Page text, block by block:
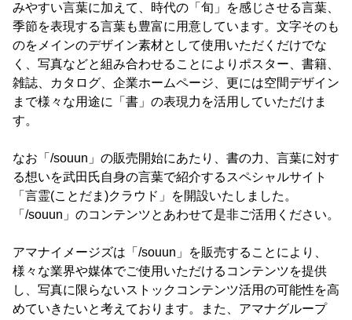
みやすい言葉に加えて、時代の「旬」を感じさせる言葉、
季節を表現する言葉も豊富に用意しています。文字そのも
のをメインのデザイン素材として使用いただくだけでな
く、写真などと組み合わせることによりポスター、書籍、
雑誌、カタログ、企業ホームページ、更には空間デザイン
まで様々な用途に「書」の表現力を活用していただけま
す。
なお「/souun」の販売開始にあたり、書の力、言葉に対す
る想いを武田氏自身の言葉で紹介するスペシャルサイト
「言霊(ことだま)クラウド」を開設いたしました。
「/souun」のコンテンツとあわせて是非ご活用ください。
アマナイメージズは「/souun」を販売することにより、
様々な業界や媒体でご使用いただけるコンテンツを提供
し、写真に限らないストックコンテンツ活用の可能性を高
めていきたいと考えております。また、アマナグループ